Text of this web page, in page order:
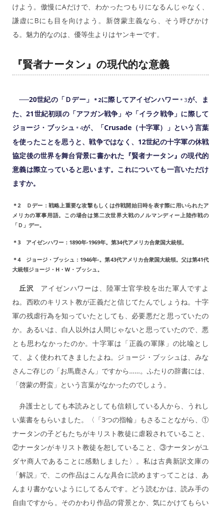
けよう。傲慢にAだけで、わかったつもりになるんじゃなく、
謙虚にBにも目を向けよう。新啓蒙主義なら、そう呼びかけ
る。魅力的なのは、優等生よりはヤンキーです。
『賢者ナータン』の現代的な意義
──20世紀の「Ｄデー」 ＊2に際してアイゼンハワー ＊3が、ま
た、21世紀初頭の「アフガン戦争」や「イラク戦争」に際して
ジョージ・ブッシュ ＊4が、「Crusade（十字軍）」という言葉
を使ったことを思うと、戦争ではなく、12世紀の十字軍の休戦
協定後の世界を舞台背景に書かれた『賢者ナータン』の現代的
意義は際立っていると思います。これについても一言いただけ
ますか。
＊2 Ｄデー：戦略上重要な攻撃もしくは作戦開始日時を表す際に用いられたア
メリカの軍事用語。この場合は第二次世界大戦のノルマンディー上陸作戦の
「Ｄ」デー。
＊3 アイゼンハワー：1890年-1969年。第34代アメリカ合衆国大統領。
＊4 ジョージ・ブッシュ：1946年-。第43代アメリカ合衆国大統領。父は第41代
大統領ジョージ・H・W・ブッシュ。
丘沢 アイゼンハワーは、陸軍士官学校を出た軍人ですよ
ね。西欧のキリスト教が正義だと信じてたんでしょうね。十字
軍の残虐行為を知っていたとしても、必要悪だと思っていたの
か。あるいは、白人以外は人間じゃないと思っていたので、悪
とも思わなかったのか。十字軍は「正義の軍隊」の比喩とし
て、よく使われてきましたよね。ジョージ・ブッシュは、みな
さんご存じの「お馬鹿さん」ですから……。ふたりの辞書には、
「啓蒙の野蛮」という言葉がなかったのでしょう。
弁護士としても本読みとしても信頼している人から、うれし
い葉書をもらいました。〈「3つの指輪」もさることながら、①
ナータンの子どもたちがキリスト教徒に虐殺されていること、
②ナータンがキリスト教徒を恕していること、③ナータンがユ
ダヤ商人であることに感動しました〉。私は古典新訳文庫の
「解説」で、この作品はこんな具合に読めますってことは、あ
んまり書かないようにしてるんです。どう読むかは、読み手の
自由ですから。そのかわり作品の背景とか、気にかけてもらい